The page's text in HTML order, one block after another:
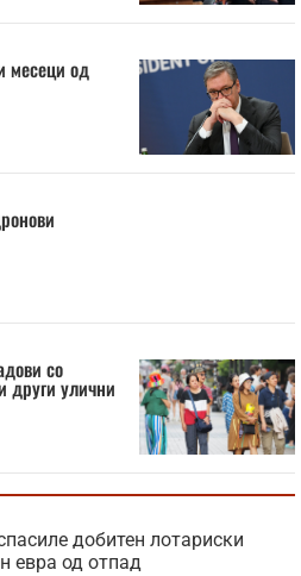
месеци од
со
други улични
добитен лотариски
евра од отпад